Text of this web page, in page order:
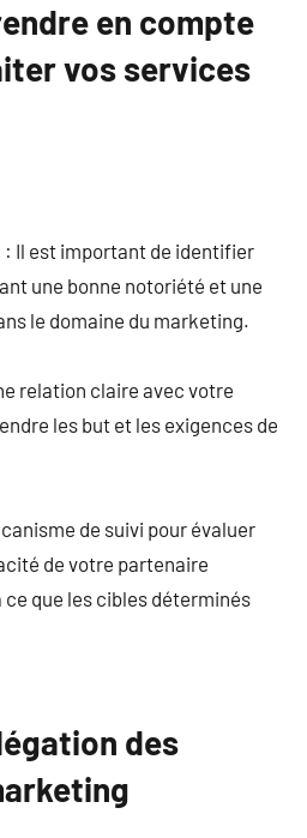
en compte
vos services
Il est important de identifier
une bonne notoriété et une
le domaine du marketing.
relation claire avec votre
les but et les exigences de
de suivi pour évaluer
de votre partenaire
que les cibles déterminés
des